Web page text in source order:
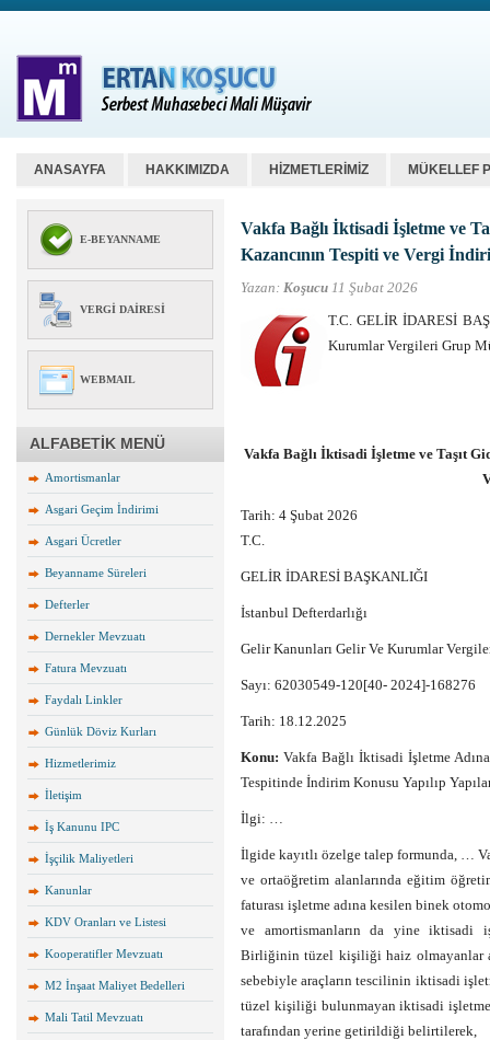
ANASAYFA HAKKIMIZDA HİZMETLERİMİZ MÜKELLEF
E-BEYANNAME
VERGI DAIRESI
WEBMAIL
ALFABETİK MENÜ
Amortismanlar
Asgari Geçim İndirimi
Asgari Ücretler
Beyanname Süreleri
Defterler
Dernekler Mevzuatı
Fatura Mevzuatı
Faydalı Linkler
Günlük Döviz Kurları
Hizmetlerimiz
İletişim
İş Kanunu IPC
İşçilik Maliyetleri
Kanunlar
KDV Oranları ve Listesi
Kooperatifler Mevzuatı
M2 İnşaat Maliyet Bedelleri
Mali Tatil Mevzuatı
Vakfa Bağlı İktisadi İşletme ve
Kazancının Tespiti ve Vergi
Yazan: Koşucu 11 Şubat 2026
T.C. GELİR İDARESİ
Kurumlar Vergileri Grup
Vakfa Bağlı İktisadi İşletme ve Taşıt
Tarih: 4 Şubat 2026
T.C.
GELİR İDARESİ BAŞKANLIĞI
İstanbul Defterdarlığı
Gelir Kanunları Gelir Ve Kurumlar
Sayı: 62030549-120[40- 2024]-168276
Tarih: 18.12.2025
Konu: Vakfa Bağlı İktisadi İşletme
Tespitinde İndirim Konusu Yapılıp
İlgi: …
İlgide kayıtlı özelge talep formunda, …
ve ortaöğretim alanlarında eğitim
faturası işletme adına kesilen binek
ve amortismanların da yine iktisadi
Birliğinin tüzel kişiliği haiz olmayanlar
sebebiyle araçların tescilinin iktisadi
tüzel kişiliği bulunmayan iktisadi
tarafından yerine getirildiği belirtilerek,